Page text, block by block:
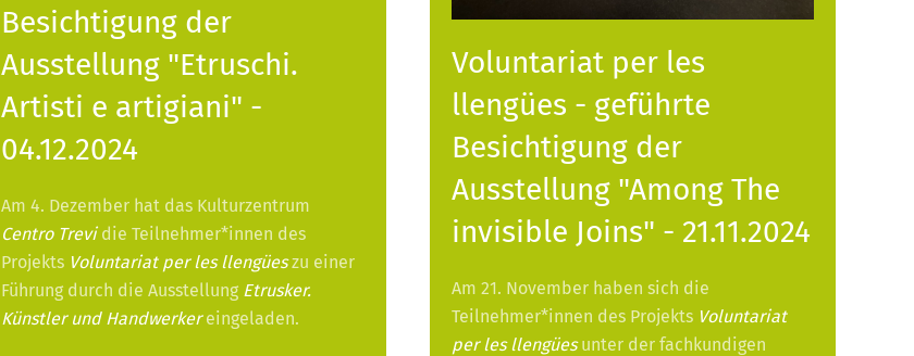
Besichtigung der
Ausstellung "Etruschi.
Artisti e artigiani" -
04.12.2024
Am 4. Dezember hat das Kulturzentrum
Centro Trevidie Teilnehmer*innen des
Projekts Voluntariat per les llengüeszu einer
Führung durch die Ausstellung Etrusker.
Künstler und Handwerkereingeladen.
Voluntariat per les
llengües - geführte
Besichtigung der
Ausstellung "Among The
invisible Joins" - 21.11.2024
Am 21. November haben sich die
Teilnehmer*innen des Projekts Voluntariat
per les llengüesunter der fachkundigen